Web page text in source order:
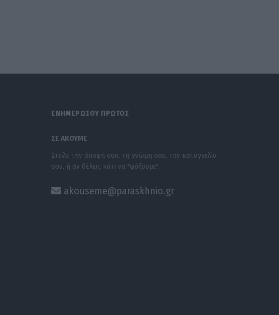
ΕΝΗΜΕΡΩΣΟΥ ΠΡΩΤΟΣ
ΣΕ ΑΚΟΥΜΕ
Στείλε την άποψή σου, τη γνώμη σου, την καταγγελία
σου, ή αν θέλεις κάτι να "ψάξουμε".
akouseme@paraskhnio.gr